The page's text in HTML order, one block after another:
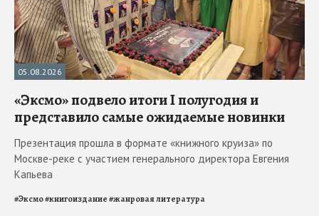
05.08.2026
«Эксмо» подвело итоги I полугодия и
представило самые ожидаемые новинки
Презентация прошла в формате «книжного круиза» по
Москве-реке с участием генерального директора Евгения
Капьева
#Эксмо#книгоиздание#жанровая литература